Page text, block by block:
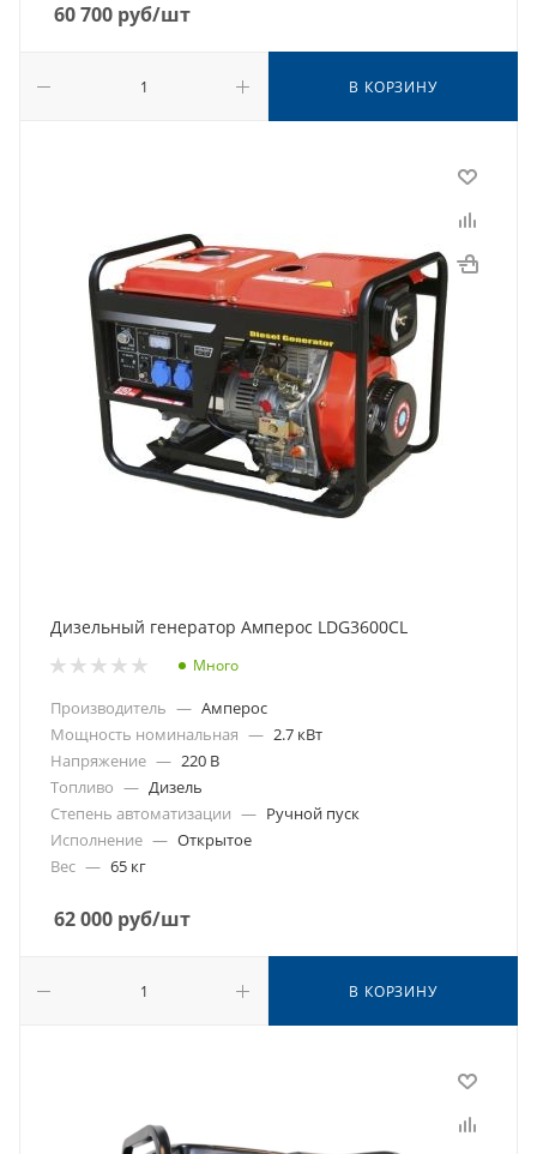
60 700 руб/шт
В КОРЗИНУ
Дизельный генератор Амперос LDG3600СL
Много
Производитель — Амперос
Мощность номинальная — 2.7 кВт
Напряжение — 220 В
Топливо — Дизель
Степень автоматизации — Ручной пуск
Исполнение — Открытое
Вес — 65 кг
62 000 руб/шт
В КОРЗИНУ